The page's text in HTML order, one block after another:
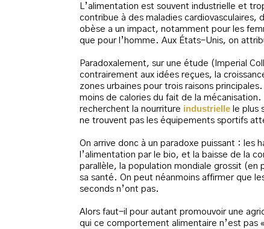
L’alimentation est souvent industrielle et
contribue à des maladies
obèse a un impact, notamment pour les
que pour l’homme. Aux États-Unis, on
Paradoxalement, sur une étude (Imperial
contrairement aux idées reçues, la
zones urbaines pour trois raisons
moins de calories du fait de la
recherchent la nourriture industrielle le plus
ne trouvent pas les équipements sportifs
On arrive donc à un paradoxe puissant : les
l’alimentation par le bio, et la baisse de la
parallèle, la population mondiale grossit (en
sa santé. On peut néanmoins affirmer que
seconds n’ont pas.
Alors faut-il pour autant promouvoir une
qui ce comportement alimentaire n’est pas